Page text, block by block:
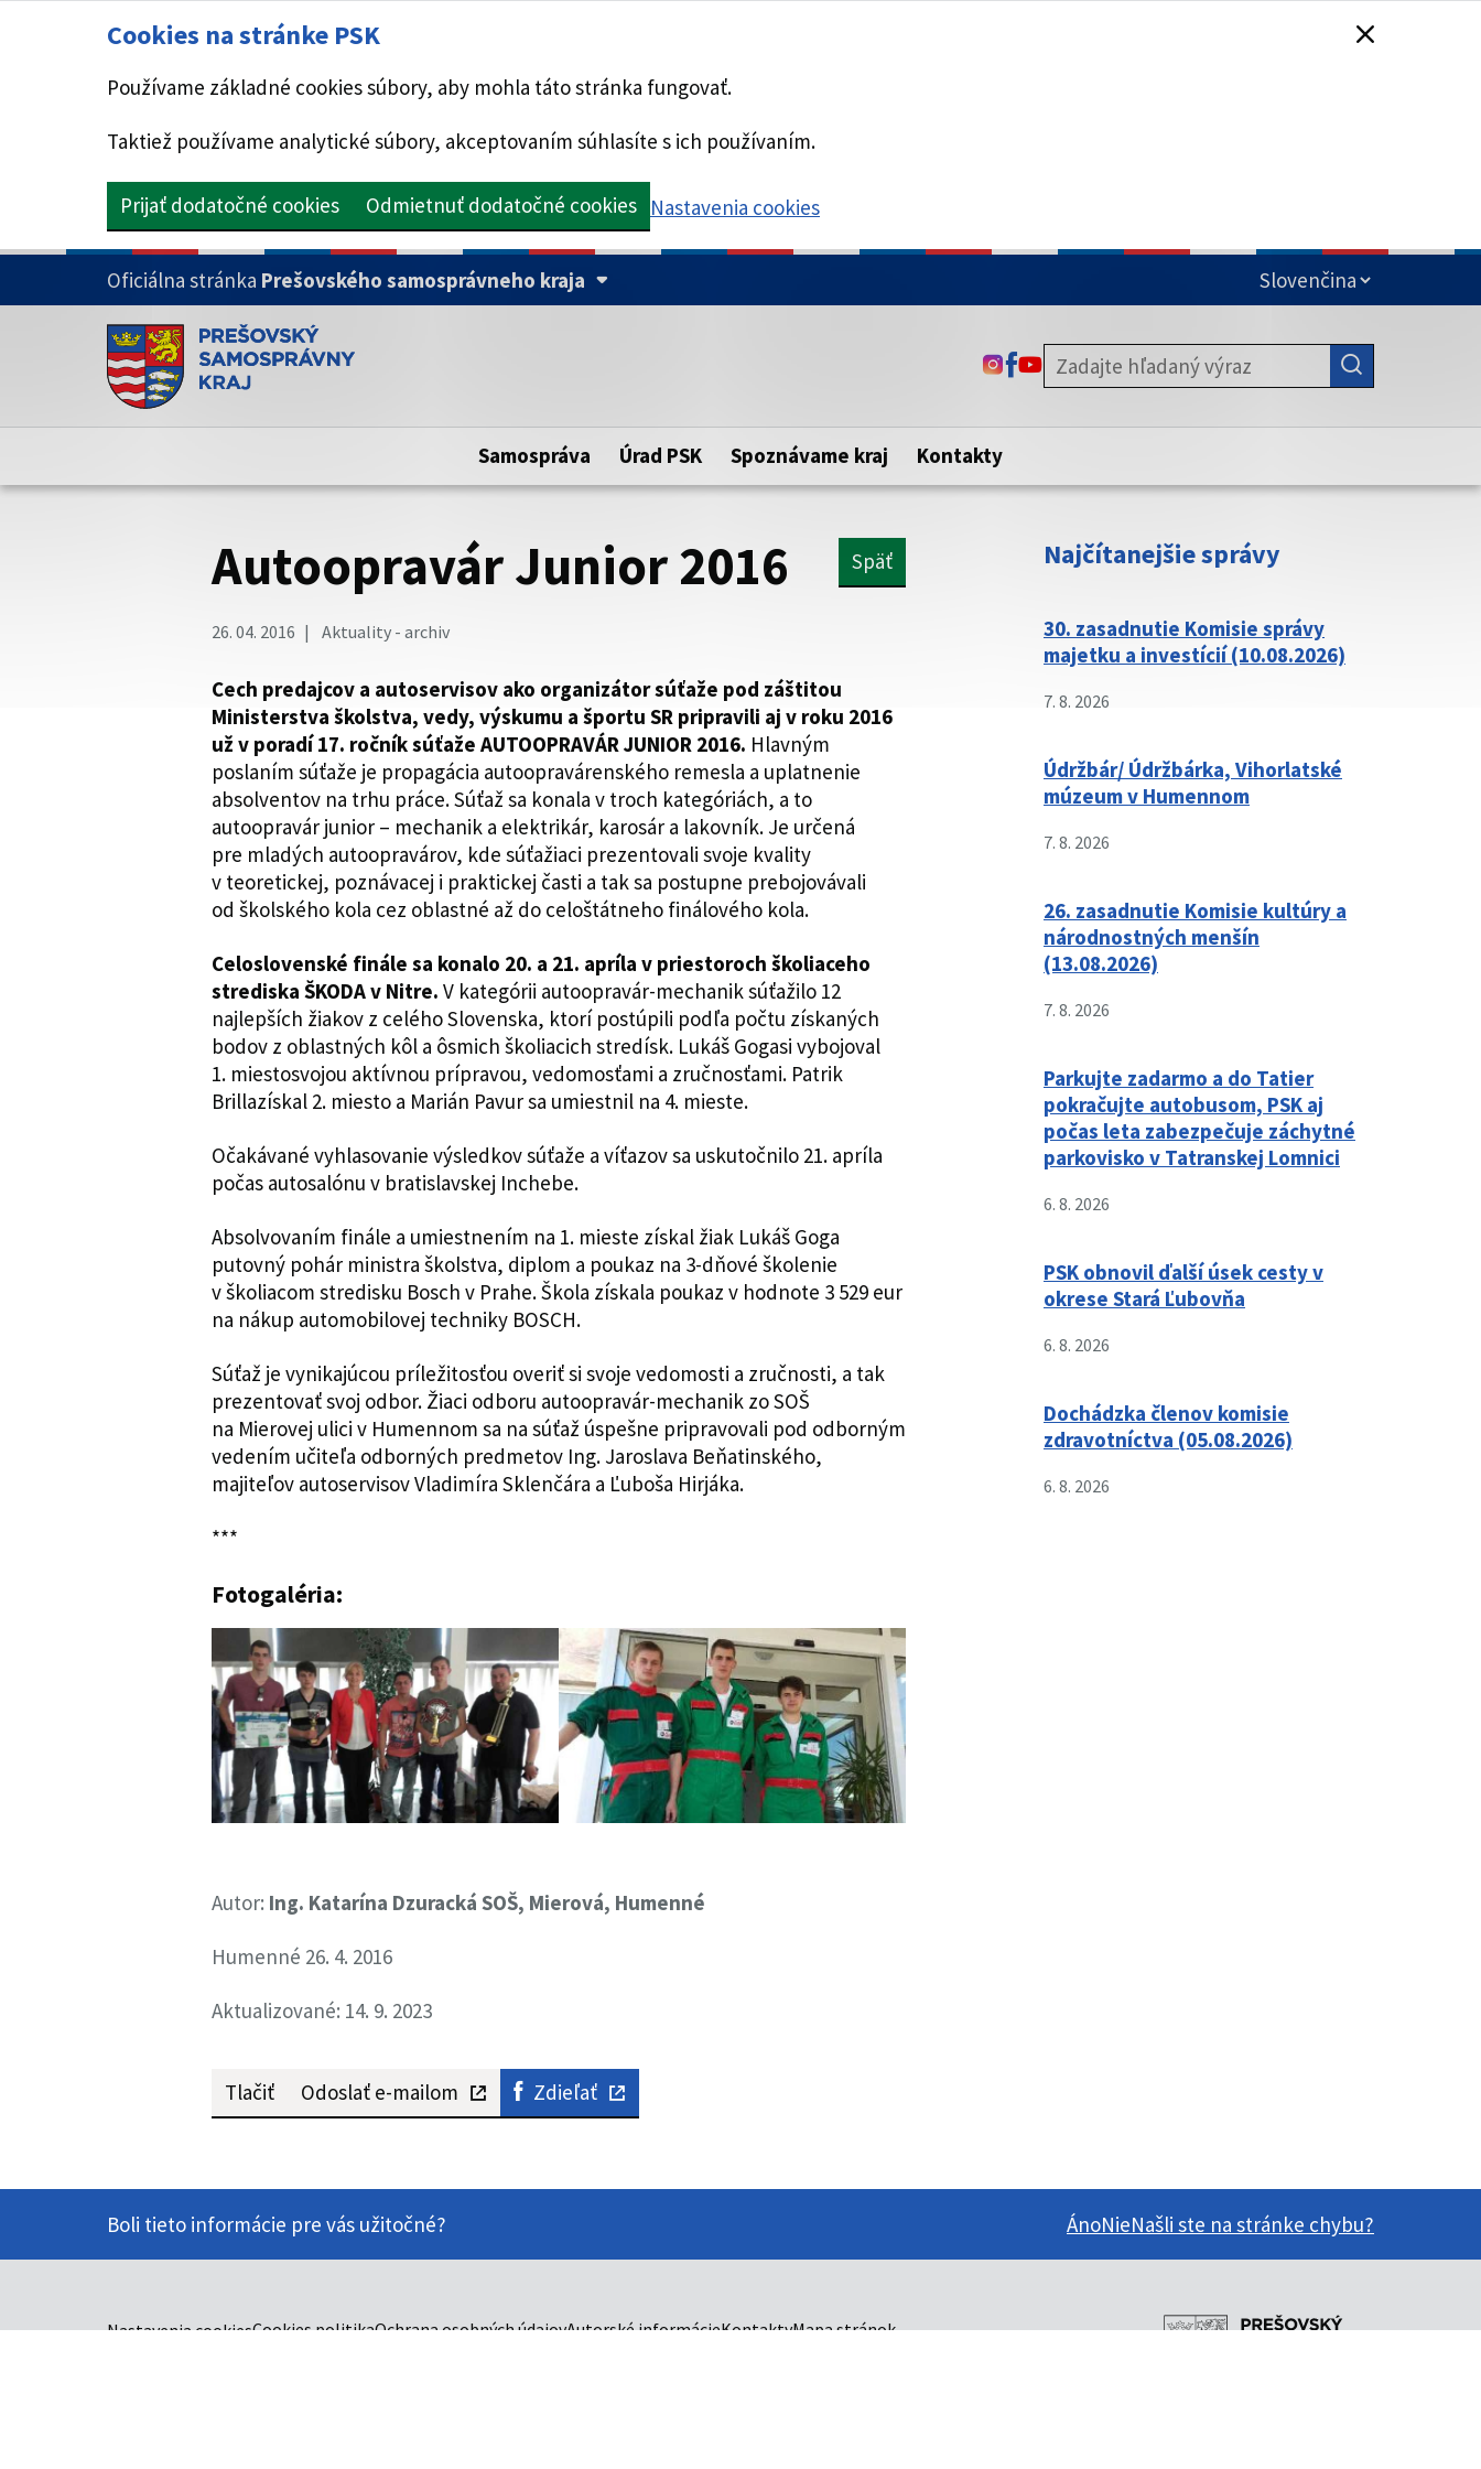
Cookies na stránke PSK
Používame základné cookies súbory, aby mohla táto stránka fungovať.
Taktiež používame analytické súbory, akceptovaním súhlasíte s ich používaním.
Prijať dodatočné cookies Odmietnuť dodatočné cookies Nastavenia cookies
PRESKOČIŤ NA HLAVNÝ OBSAH
Oficiálna stránka Prešovského samosprávneho kraja
Doména psk.sk je oficiálna
Toto je oficiálna webová stránka Prešovského samosprávneho kraja.
Táto stránka je zabezpečená
zabezpečenú webovú stránku. Zabezpečená stránka vždy začína
https:// pred názvom domény webového sídla.
ODKAZ SA OTVORÍ NA NOVEJ KARTE
ODKAZ SA OTVORÍ NA NOVEJ KARTE
ODKAZ SA OTVORÍ NA NOVEJ KARTE
Samospráva Úrad PSK Spoznávame kraj Kontakty
Autoopravár Junior 2016 Späť
26. 04. 2016 Aktuality - archiv
Cech predajcov a autoservisov ako organizátor súťaže pod záštitou
Ministerstva školstva, vedy, výskumu a športu SR pripravili aj v roku 2016
už v poradí 17. ročník súťaže AUTOOPRAVÁR JUNIOR 2016. Hlavným
poslaním súťaže je propagácia autoopravárenského remesla a uplatnenie
absolventov na trhu práce. Súťaž sa konala v troch kategóriách, a to
autoopravár junior – mechanik a elektrikár, karosár a lakovník. Je určená
pre mladých autoopravárov, kde súťažiaci prezentovali svoje kvality
v teoretickej, poznávacej i praktickej časti a tak sa postupne prebojovávali
od školského kola cez oblastné až do celoštátneho finálového kola.
Celoslovenské finále sa konalo 20. a 21. apríla v priestoroch školiaceho
strediska ŠKODA v Nitre. V kategórii autoopravár-mechanik súťažilo 12
najlepších žiakov z celého Slovenska, ktorí postúpili podľa počtu získaných
bodov z oblastných kôl a ôsmich školiacich stredísk. Lukáš Gogasi vybojoval
1. miestosvojou aktívnou prípravou, vedomosťami a zručnosťami. Patrik
Brillazískal 2. miesto a Marián Pavur sa umiestnil na 4. mieste.
Očakávané vyhlasovanie výsledkov súťaže a víťazov sa uskutočnilo 21. apríla
počas autosalónu v bratislavskej Inchebe.
Absolvovaním finále a umiestnením na 1. mieste získal žiak Lukáš Goga
putovný pohár ministra školstva, diplom a poukaz na 3-dňové školenie
v školiacom stredisku Bosch v Prahe. Škola získala poukaz v hodnote 3 529 eur
na nákup automobilovej techniky BOSCH.
Súťaž je vynikajúcou príležitosťou overiť si svoje vedomosti a zručnosti, a tak
prezentovať svoj odbor. Žiaci odboru autoopravár-mechanik zo SOŠ
na Mierovej ulici v Humennom sa na súťaž úspešne pripravovali pod odborným
vedením učiteľa odborných predmetov Ing. Jaroslava Beňatinského,
majiteľov autoservisov Vladimíra Sklenčára a Ľuboša Hirjáka.
***
Fotogaléria:
Autor: Ing. Katarína Dzuracká SOŠ, Mierová, Humenné
Humenné 26. 4. 2016
Aktualizované: 14. 9. 2023
Tlačiť Odoslať e-mailom Zdieľať
Najčítanejšie správy
30. zasadnutie Komisie správy
majetku a investícií (10.08.2026)
7. 8. 2026
Údržbár/ Údržbárka, Vihorlatské
múzeum v Humennom
7. 8. 2026
26. zasadnutie Komisie kultúry a
národnostných menšín
(13.08.2026)
7. 8. 2026
Parkujte zadarmo a do Tatier
pokračujte autobusom, PSK aj
počas leta zabezpečuje záchytné
parkovisko v Tatranskej Lomnici
6. 8. 2026
PSK obnovil ďalší úsek cesty v
okrese Stará Ľubovňa
6. 8. 2026
Dochádzka členov komisie
zdravotníctva (05.08.2026)
6. 8. 2026
Boli tieto informácie pre vás užitočné? ÁnoNieNašli ste na stránke chybu?
Nastavenia cookiesCookies politikaOchrana osobných údajovAutorské informácieKontaktyMapa stránok